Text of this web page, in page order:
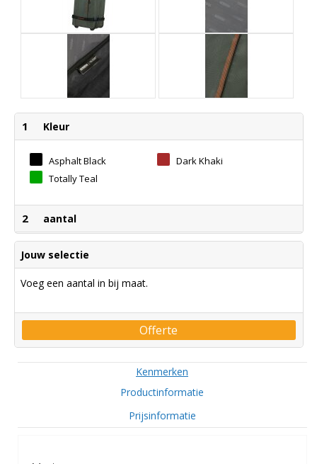
1 Kleur
Asphalt Black
Dark Khaki
Totally Teal
2 aantal
Jouw selectie
Voeg een aantal in bij maat.
Offerte
Kenmerken
Productinformatie
Prijsinformatie